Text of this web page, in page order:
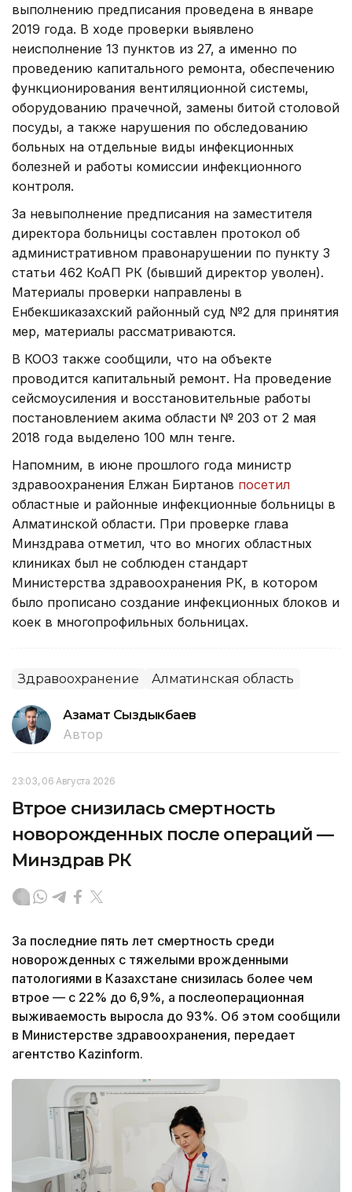
выполнению предписания проведена в январе
2019 года. В ходе проверки выявлено
неисполнение 13 пунктов из 27, а именно по
проведению капитального ремонта, обеспечению
функционирования вентиляционной системы,
оборудованию прачечной, замены битой столовой
посуды, а также нарушения по обследованию
больных на отдельные виды инфекционных
болезней и работы комиссии инфекционного
контроля.
За невыполнение предписания на заместителя
директора больницы составлен протокол об
административном правонарушении по пункту 3
статьи 462 КоАП РК (бывший директор уволен).
Материалы проверки направлены в
Енбекшиказахский районный суд №2 для принятия
мер, материалы рассматриваются.
В КООЗ также сообщили, что на объекте
проводится капитальный ремонт. На проведение
сейсмоусиления и восстановительные работы
постановлением акима области № 203 от 2 мая
2018 года выделено 100 млн тенге.
Напомним, в июне прошлого года министр
здравоохранения Елжан Биртанов посетил
областные и районные инфекционные больницы в
Алматинской области. При проверке глава
Минздрава отметил, что во многих областных
клиниках был не соблюден стандарт
Министерства здравоохранения РК, в котором
было прописано создание инфекционных блоков и
коек в многопрофильных больницах.
Здравоохранение Алматинская область
Азамат Сыздыкбаев
Автор
23:03, 06 Августа 2026
Втрое снизилась смертность
новорожденных после операций —
Минздрав РК
За последние пять лет смертность среди
новорожденных с тяжелыми врожденными
патологиями в Казахстане снизилась более чем
втрое — с 22% до 6,9%, а послеоперационная
выживаемость выросла до 93%. Об этом сообщили
в Министерстве здравоохранения, передает
агентство Kazinform.